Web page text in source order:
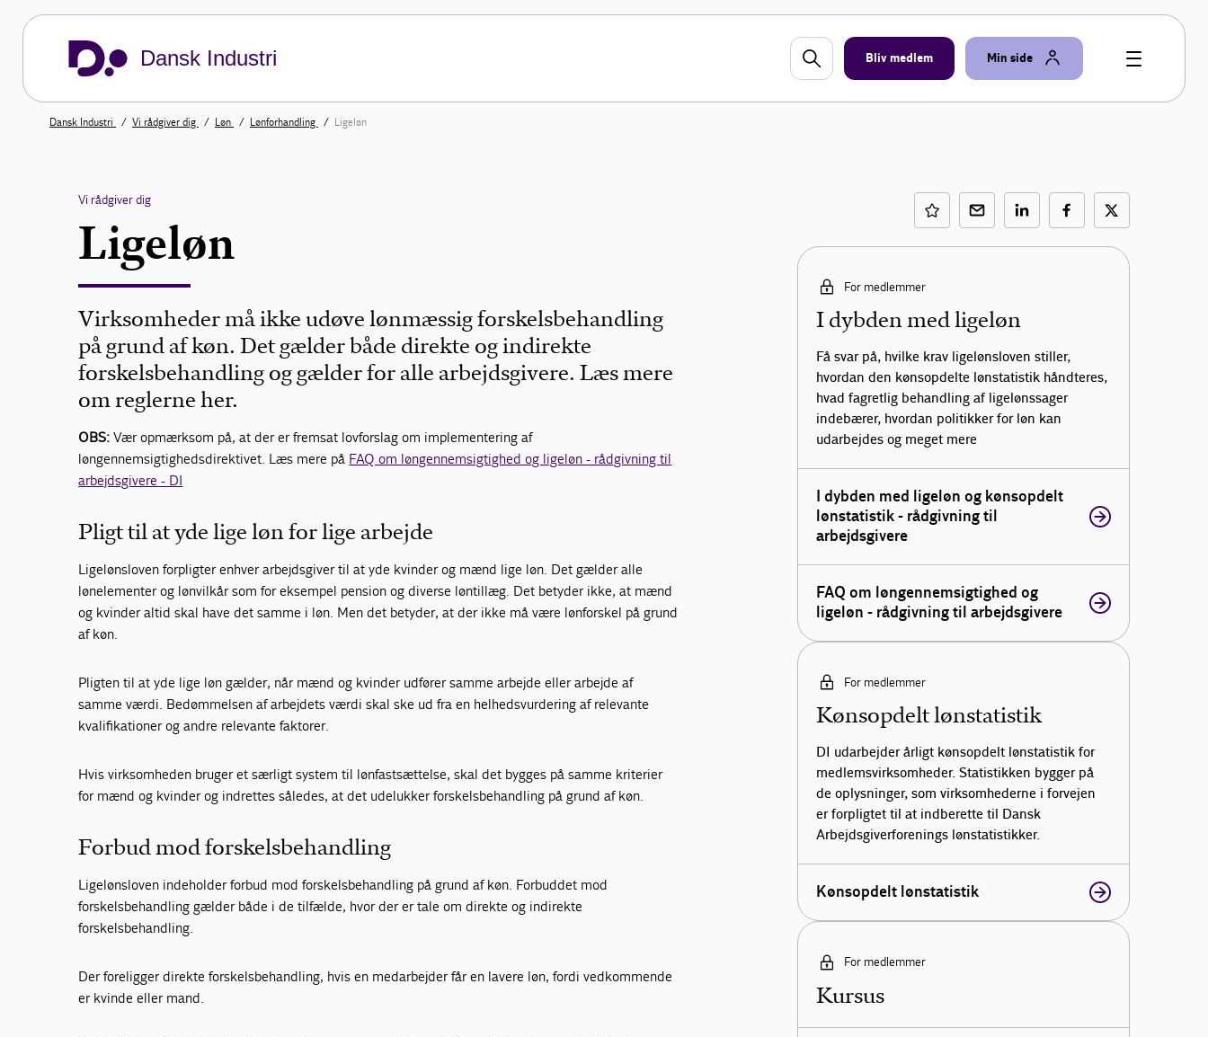
Dansk Industri Bliv medlem Min side
Dansk Industri Vi rådgiver dig Løn Lønforhandling Ligeløn
Vi rådgiver dig
Ligeløn
Virksomheder må ikke udøve lønmæssig forskelsbehandling
på grund af køn. Det gælder både direkte og indirekte
forskelsbehandling og gælder for alle arbejdsgivere. Læs mere
om reglerne her.
OBS:Vær opmærksom på, at der er fremsat lovforslag om implementering af
løngennemsigtighedsdirektivet. Læs mere på FAQ om løngennemsigtighed og ligeløn - rådgivning til
arbejdsgivere - DI
Pligt til at yde lige løn for lige arbejde
Ligelønsloven forpligter enhver arbejdsgiver til at yde kvinder og mænd lige løn. Det gælder alle
lønelementer og lønvilkår som for eksempel pension og diverse løntillæg. Det betyder ikke, at mænd
og kvinder altid skal have det samme i løn. Men det betyder, at der ikke må være lønforskel på grund
af køn.
Pligten til at yde lige løn gælder, når mænd og kvinder udfører samme arbejde eller arbejde af
samme værdi. Bedømmelsen af arbejdets værdi skal ske ud fra en helhedsvurdering af relevante
kvalifikationer og andre relevante faktorer.
Hvis virksomheden bruger et særligt system til lønfastsættelse, skal det bygges på samme kriterier
for mænd og kvinder og indrettes således, at det udelukker forskelsbehandling på grund af køn.
Forbud mod forskelsbehandling
Ligelønsloven indeholder forbud mod forskelsbehandling på grund af køn. Forbuddet mod
forskelsbehandling gælder både i de tilfælde, hvor der er tale om direkte og indirekte
forskelsbehandling.
Der foreligger direkte forskelsbehandling, hvis en medarbejder får en lavere løn, fordi vedkommende
er kvinde eller mand.
For medlemmer
I dybden med ligeløn
Få svar på, hvilke krav ligelønsloven stiller,
hvordan den kønsopdelte lønstatistik håndteres,
hvad fagretlig behandling af ligelønssager
indebærer, hvordan politikker for løn kan
udarbejdes og meget mere
I dybden med ligeløn og kønsopdelt
lønstatistik - rådgivning til
arbejdsgivere
FAQ om løngennemsigtighed og
ligeløn - rådgivning til arbejdsgivere
For medlemmer
Kønsopdelt lønstatistik
DI udarbejder årligt kønsopdelt lønstatistik for
medlemsvirksomheder. Statistikken bygger på
de oplysninger, som virksomhederne i forvejen
er forpligtet til at indberette til Dansk
Arbejdsgiverforenings lønstatistikker.
Kønsopdelt lønstatistik
For medlemmer
Kursus